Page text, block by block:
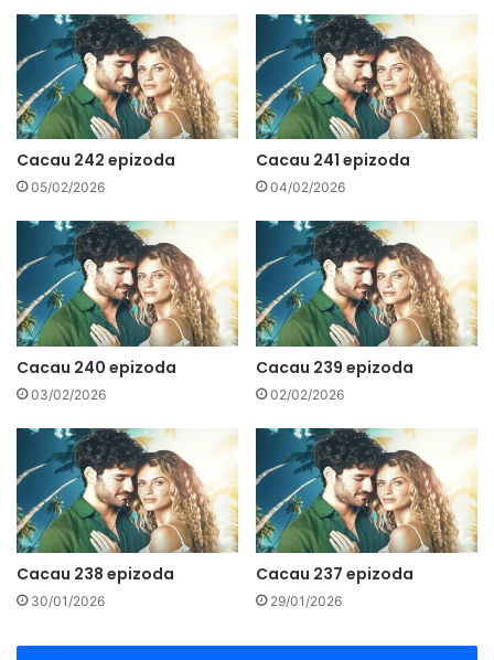
Cacau 242 epizoda
05/02/2026
Cacau 241 epizoda
04/02/2026
Cacau 240 epizoda
03/02/2026
Cacau 239 epizoda
02/02/2026
Cacau 238 epizoda
30/01/2026
Cacau 237 epizoda
29/01/2026